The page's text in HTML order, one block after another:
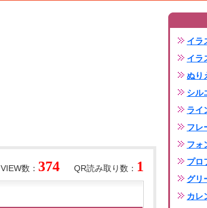
QR読み取り数： 1
VIEW数： 374
イラ
イラ
ぬり
シル
ライ
フレ
フォ
プロ
グリ
カレ